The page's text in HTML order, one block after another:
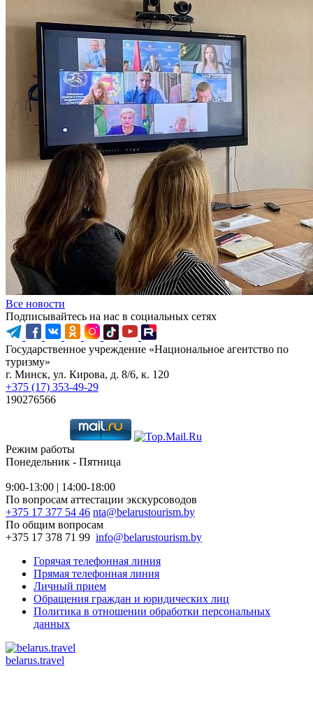
Все новости
Подписывайтесь на нас в социальных сетях
Государственное учреждение «Национальное агентство по
туризму»
г. Минск, ул. Кирова, д. 8/6, к. 120
+375 (17) 353-49-29
190276566
Режим работы
Понедельник - Пятница
9:00-13:00 | 14:00-18:00
По вопросам аттестации экскурсоводов
+375 17 377 54 46 nta@belarustourism.by
По общим вопросам
+375 17 378 71 99 info@belarustourism.by
Горячая телефонная линия
Прямая телефонная линия
Личный прием
Обращения граждан и юридических лиц
Политика в отношении обработки персональных
данных
belarus.travel